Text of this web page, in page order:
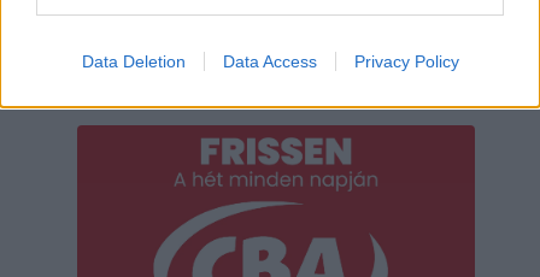
Data Deletion Data Access Privacy Policy